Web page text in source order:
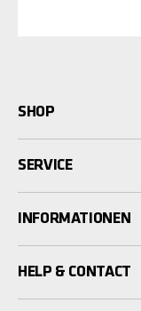
SHOP
SERVICE
INFORMATIONEN
HELP & CONTACT